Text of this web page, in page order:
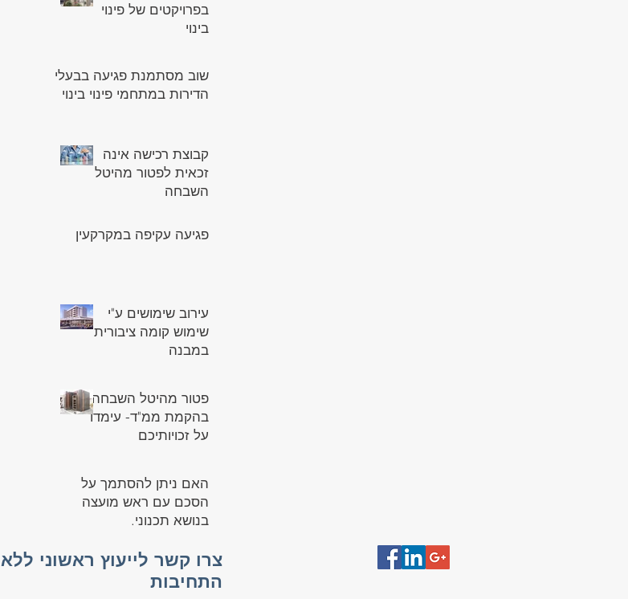
בפרויקטים של פינוי
בינוי
שוב מסתמנת פגיעה בבעלי
הדירות במתחמי פינוי בינוי
קבוצת רכישה אינה
זכאית לפטור מהיטל
השבחה
פגיעה עקיפה במקרקעין
עירוב שימושים ע"י
שימוש קומה ציבורית
במבנה
פטור מהיטל השבחה
בהקמת ממ"ד- עימדו
על זכויותיכם
האם ניתן להסתמך על
הסכם עם ראש מועצה
בנושא תכנוני.
צרו קשר לייעוץ ראשוני ללא
התחיבות